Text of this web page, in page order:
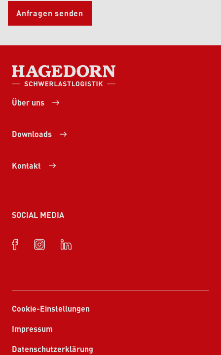
Anfragen senden
HAGEDORN SCHWERLASTLOGISTIK
Über uns
Downloads
Kontakt
SOCIAL MEDIA
Cookie-Einstellungen
Impressum
Datenschutzerklärung